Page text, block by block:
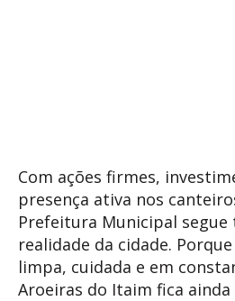
Com ações firmes,
presença ativa nos
Prefeitura Municipal
realidade da cidade.
limpa, cuidada e em
Aroeiras do Itaim fica